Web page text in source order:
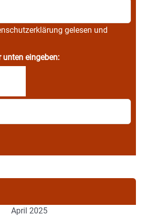
gelesen und
unten eingeben:
April 2025